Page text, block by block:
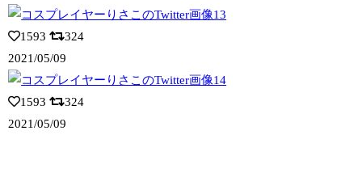
1593
324
2021/05/09
1593
324
2021/05/09